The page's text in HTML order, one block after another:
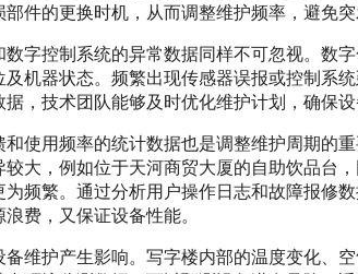
件的更换时机，从而调整维护频率，避免突
数字控制系统的异常数据同样不可忽视。数
及机器状态。频繁出现传感器误报或控制系
，技术团队能够及时优化维护计划，确保设
和使用频率的统计数据也是调整维护周期的
较大，例如位于天河商贸大厦的自助饮品台
为频繁。通过分析用户操作日志和故障报修
费，又保证设备性能。
备维护产生影响。写字楼内部的温度变化、